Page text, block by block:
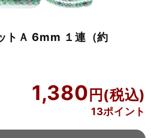
トＡ 6mm １連（約
1,380
13ポイント